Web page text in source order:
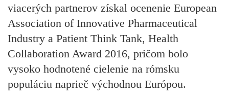
viacerých partnerov získal ocenenie European
Association of Innovative Pharmaceutical
Industry a Patient Think Tank, Health
Collaboration Award 2016, pričom bolo
vysoko hodnotené cielenie na rómsku
populáciu naprieč východnou Európou.